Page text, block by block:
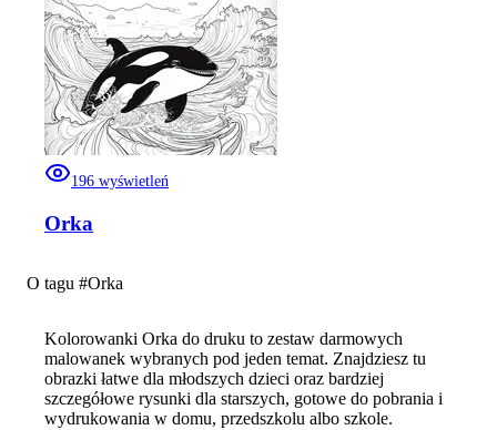
196 wyświetleń
Orka
O tagu #Orka
Kolorowanki Orka do druku to zestaw darmowych
malowanek wybranych pod jeden temat. Znajdziesz tu
obrazki łatwe dla młodszych dzieci oraz bardziej
szczegółowe rysunki dla starszych, gotowe do pobrania i
wydrukowania w domu, przedszkolu albo szkole.